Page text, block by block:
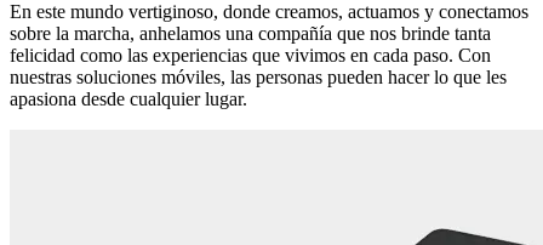
En este mundo vertiginoso, donde creamos, actuamos y conectamos
sobre la marcha, anhelamos una compañía que nos brinde tanta
felicidad como las experiencias que vivimos en cada paso. Con
nuestras soluciones móviles, las personas pueden hacer lo que les
apasiona desde cualquier lugar.